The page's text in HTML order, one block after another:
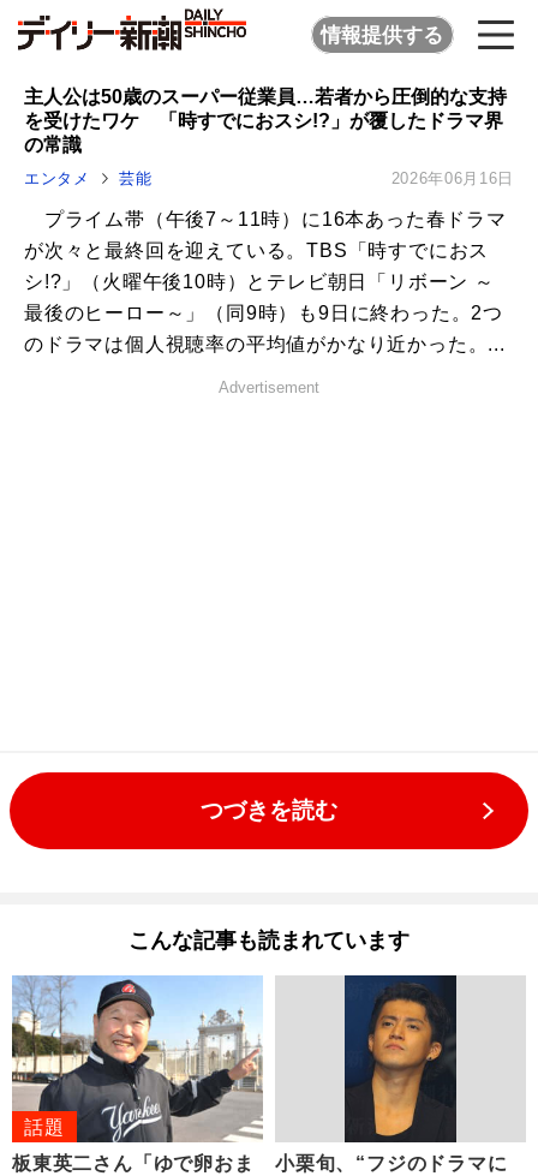
情報提供する
主人公は50歳のスーパー従業員…若者から圧倒的な支持
を受けたワケ 「時すでにおスシ!?」が覆したドラマ界
の常識
エンタメ 芸能 2026年06月16日
プライム帯（午後7～11時）に16本あった春ドラマ
が次々と最終回を迎えている。TBS「時すでにおス
シ!?」（火曜午後10時）とテレビ朝日「リボーン ～
最後のヒーロー～」（同9時）も9日に終わった。2つ
のドラマは個人視聴率の平均値がかなり近かった。...
Advertisement
つづきを読む
こんな記事も読まれています
話題
板東英二さん「ゆで卵おま
小栗旬、“フジのドラマに